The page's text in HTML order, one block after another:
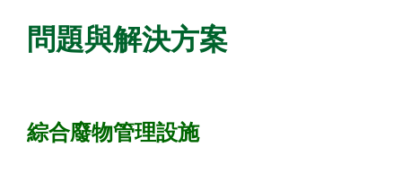
問題與解決方案
綜合廢物管理設施